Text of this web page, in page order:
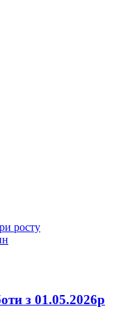
росту
з 01.05.2026р